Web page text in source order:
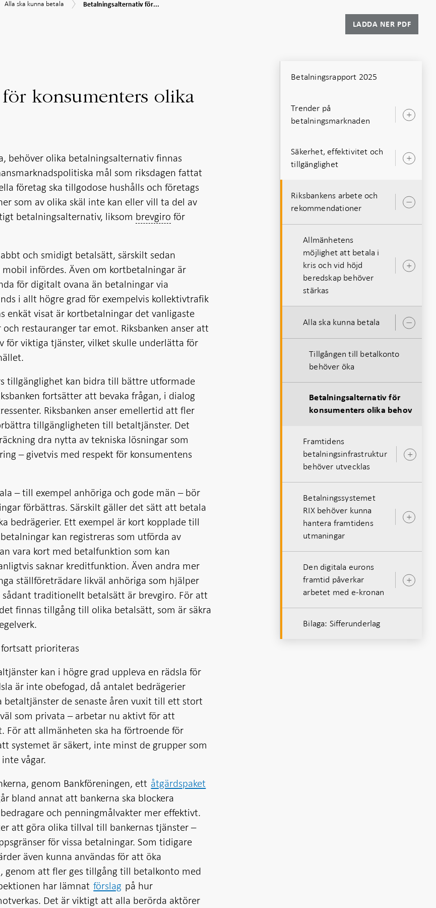
Alla
Alla ska kunna betala Betalningsalternativ för...
LADDA NER PDF
konsumenters olika
behöver olika betalningsalternativ finnas
mål som riksdagen fattat
företag ska tillgodose hushålls och företags
som av olika skäl inte kan eller vill ta del av
betalningsalternativ, liksom brevgiro för
och smidigt betalsätt, särskilt sedan
infördes. Även om kortbetalningar är
för digitalt ovana än betalningar via
i allt högre grad för exempelvis kollektivtrafik
enkät visat är kortbetalningar det vanligaste
restauranger tar emot. Riksbanken anser att
viktiga tjänster, vilket skulle underlätta för
tillgänglighet kan bidra till bättre utformade
fortsätter att bevaka frågan, i dialog
Riksbanken anser emellertid att fler
tillgängligheten till betaltjänster. Det
dra nytta av tekniska lösningar som
– givetvis med respekt för konsumentens
– till exempel anhöriga och gode män – bör
förbättras. Särskilt gäller det sätt att betala
bedrägerier. Ett exempel är kort kopplade till
kan registreras som utförda av
vara kort med betalfunktion som kan
saknar kreditfunktion. Även andra mer
ställföreträdare likväl anhöriga som hjälper
traditionellt betalsätt är brevgiro. För att
finnas tillgång till olika betalsätt, som är säkra
prioriteras
kan i högre grad uppleva en rädsla för
är inte obefogad, då antalet bedrägerier
de senaste åren vuxit till ett stort
som privata – arbetar nu aktivt för att
För att allmänheten ska ha förtroende för
systemet är säkert, inte minst de grupper som
vågar.
genom Bankföreningen, ett åtgärdspaket
bland annat att bankerna ska blockera
och penningmålvakter mer effektivt.
att göra olika tillval till bankernas tjänster –
för vissa betalningar. Som tidigare
även kunna användas för att öka
genom att fler ges tillgång till betalkonto med
har lämnat förslag på hur
Det är viktigt att alla berörda aktörer
Betalningsrapport 2025
Trender på
betalningsmarknaden
Säkerhet, effektivitet och
tillgänglighet
Riksbankens arbete och
rekommendationer
Allmänhetens
möjlighet att betala i
kris och vid höjd
beredskap behöver
stärkas
Alla ska kunna betala
Tillgången till betalkonto
behöver öka
Betalningsalternativ för
konsumenters olika behov
Framtidens
betalningsinfrastruktur
behöver utvecklas
Betalningssystemet
RIX behöver kunna
hantera framtidens
utmaningar
Den digitala eurons
framtid påverkar
arbetet med e-kronan
Bilaga: Sifferunderlag